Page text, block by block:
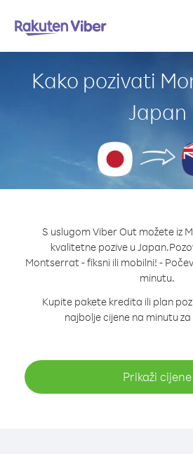
Kako pozivati
Japan
S uslugom Viber Out možete iz
kvalitetne pozive u Japan.
Montserrat - fiksni ili mobilni! -
minutu.
Kupite pakete kredita ili plan
najbolje cijene na minutu
Prikaži cijene